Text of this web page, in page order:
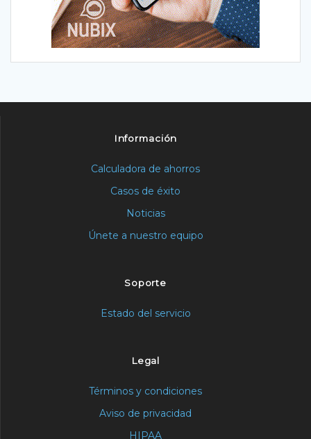
Información
Calculadora de ahorros
Casos de éxito
Noticias
Únete a nuestro equipo
Soporte
Estado del servicio
Legal
Términos y condiciones
Aviso de privacidad
HIPAA